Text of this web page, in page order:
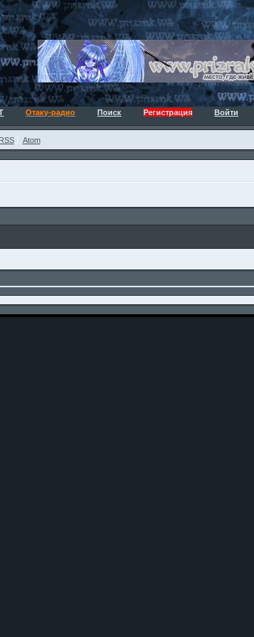
Отаку-радио Поиск Регистрация Войти
RSS Atom